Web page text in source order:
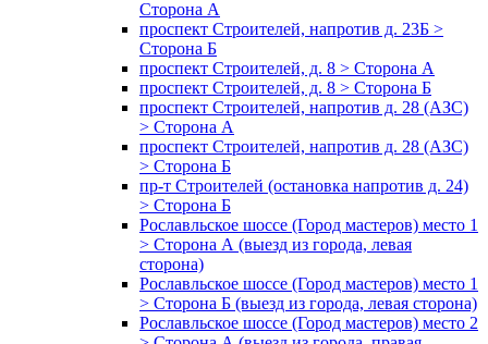
Сторона А
проспект Строителей, напротив д. 23Б >
Сторона Б
проспект Строителей, д. 8 > Сторона А
проспект Строителей, д. 8 > Сторона Б
проспект Строителей, напротив д. 28 (АЗС)
> Сторона А
проспект Строителей, напротив д. 28 (АЗС)
> Сторона Б
пр-т Строителей (остановка напротив д. 24)
> Сторона Б
Рославльское шоссе (Город мастеров) место 1
> Сторона А (выезд из города, левая
сторона)
Рославльское шоссе (Город мастеров) место 1
> Сторона Б (выезд из города, левая сторона)
Рославльское шоссе (Город мастеров) место 2